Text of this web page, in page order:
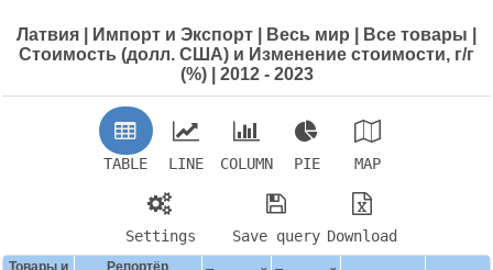
Латвия | Импорт и Экспорт | Весь мир | Все товары |
Стоимость (долл. США) и Изменение стоимости, г/г
(%) | 2012 - 2023
TABLE LINE COLUMN PIE MAP
Settings Save query Download
Товары и
Репортёр